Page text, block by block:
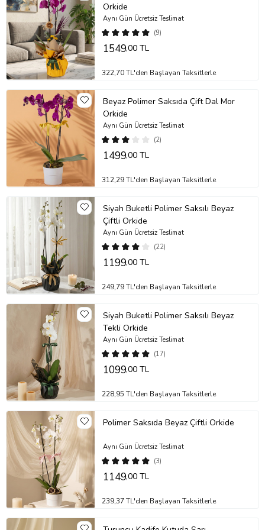
kalacaktır.
Saksı/vazo, sert ve dayanıklı bir plastik türü olan polimer
malzemeden üretilmiştir.
Stok durumuna göre ürünlerde ufak değişiklikler olabilir.
Ürün Kodu:no538
Orkide
(9)
Aynı Gün Ücretsiz Teslimat
1549,00 TL
322,70 TL'den Başlayan Taksitlerle
Beyaz Polimer Saksıda Çift Dal Mor
Orkide
(2)
Aynı Gün Ücretsiz Teslimat
1499,00 TL
312,29 TL'den Başlayan Taksitlerle
Siyah Buketli Polimer Saksılı Beyaz
Çiftli Orkide
(22)
Aynı Gün Ücretsiz Teslimat
1199,00 TL
249,79 TL'den Başlayan Taksitlerle
Siyah Buketli Polimer Saksılı Beyaz
Tekli Orkide
(17)
Aynı Gün Ücretsiz Teslimat
1099,00 TL
228,95 TL'den Başlayan Taksitlerle
Polimer Saksıda Beyaz Çiftli Orkide
(3)
Aynı Gün Ücretsiz Teslimat
1149,00 TL
239,37 TL'den Başlayan Taksitlerle